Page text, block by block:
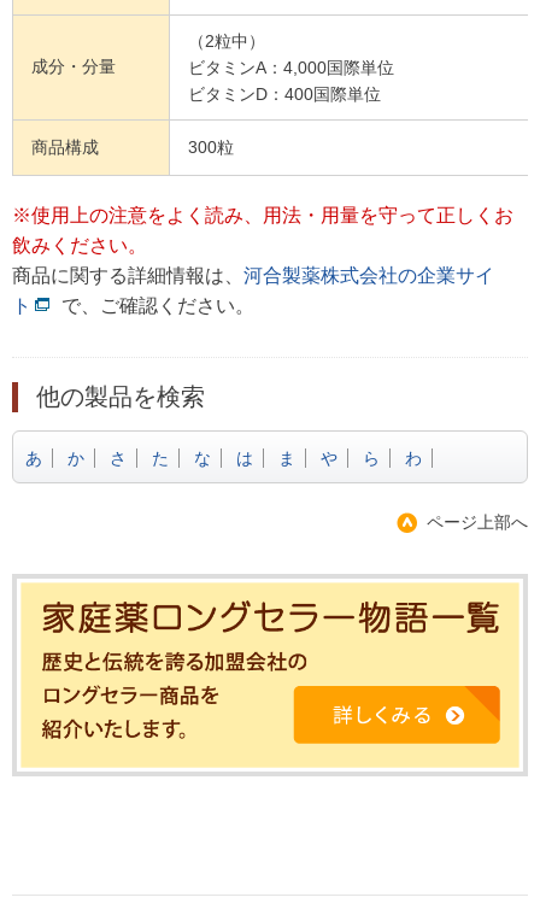
成分・分量
（2粒中）
ビタミンA：4,000国際単位
ビタミンD：400国際単位
商品構成 300粒
※使用上の注意をよく読み、用法・用量を守って正しくお
飲みください。
商品に関する詳細情報は、 河合製薬株式会社の企業サイ
ト
で、ご確認ください。
他の製品を検索
あ か さ た な は ま や ら わ
ページ上部へ